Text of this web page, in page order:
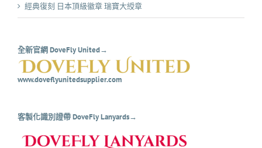
經典復刻 日本頂級徽章 瑞寶大綬章
全新官網 DoveFly United→
www.doveflyunitedsupplier.com
客製化識別證帶 DoveFly Lanyards→